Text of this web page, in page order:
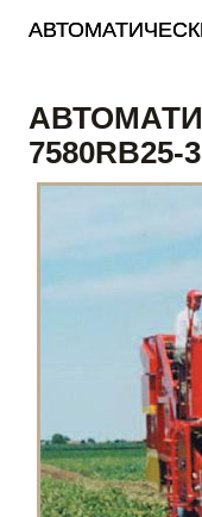
7580RB25-